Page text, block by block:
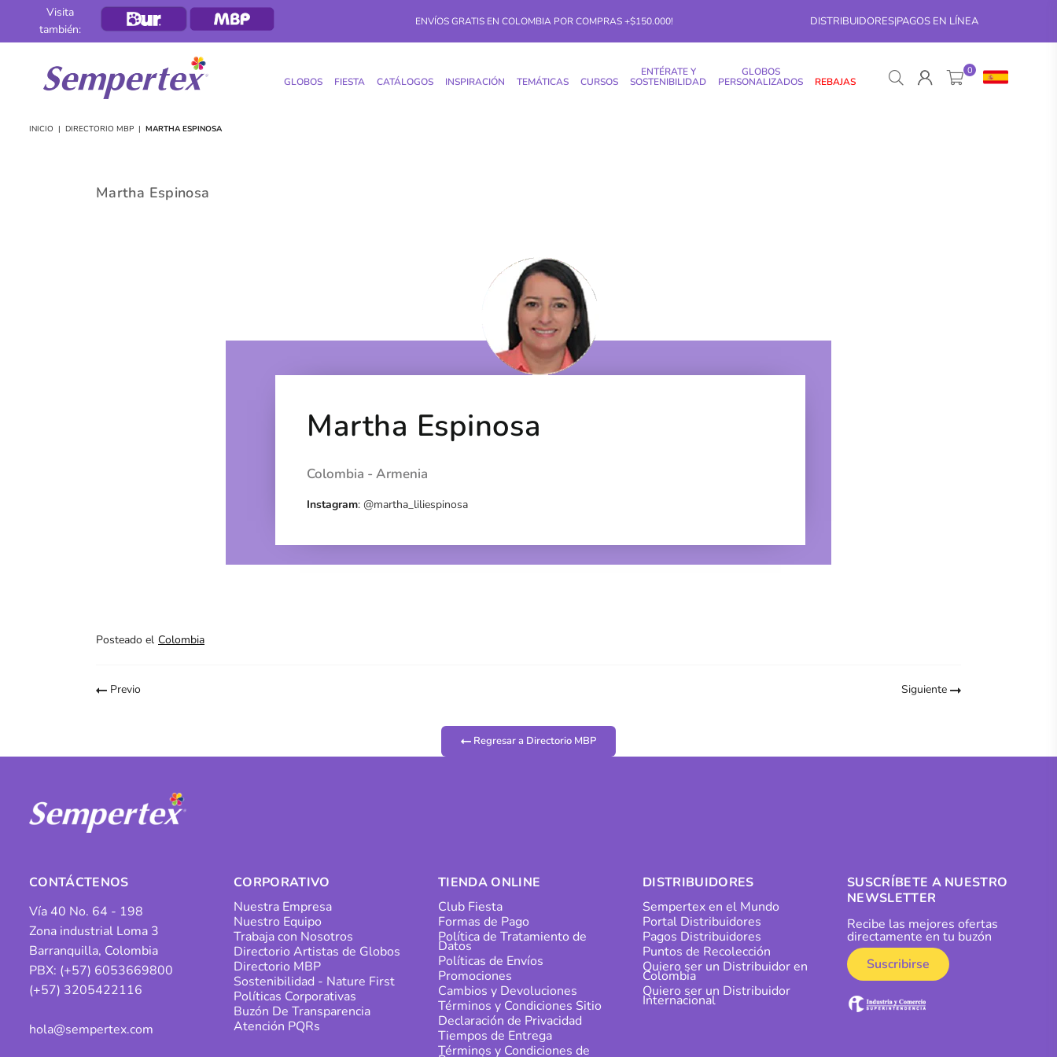
Visita
también:
ENVÍOS GRATIS EN COLOMBIA POR COMPRAS +$150.000! DISTRIBUIDORES|PAGOS EN LÍNEA
SEMPERTEX
GLOBOS FIESTA CATÁLOGOS INSPIRACIÓN TEMÁTICAS CURSOS
ENTÉRATE Y
SOSTENIBILIDAD
GLOBOS
PERSONALIZADOS
REBAJAS
0
INICIO | DIRECTORIO MBP | MARTHA ESPINOSA
Martha Espinosa
Martha Espinosa
Colombia - Armenia
Instagram:@martha_liliespinosa
Posteado el Colombia
Previo Siguiente
Regresar a Directorio MBP
CONTÁCTENOS
Vía 40 No. 64 - 198
Zona industrial Loma 3
Barranquilla, Colombia
PBX: (+57) 6053669800
(+57) 3205422116
hola@sempertex.com
CORPORATIVO
Nuestra Empresa
Nuestro Equipo
Trabaja con Nosotros
Directorio Artistas de Globos
Directorio MBP
Sostenibilidad - Nature First
Políticas Corporativas
Buzón De Transparencia
Atención PQRs
TIENDA ONLINE
Club Fiesta
Formas de Pago
Política de Tratamiento de
Datos
Políticas de Envíos
Promociones
Cambios y Devoluciones
Términos y Condiciones Sitio
Declaración de Privacidad
Tiempos de Entrega
Términos y Condiciones de
DISTRIBUIDORES
Sempertex en el Mundo
Portal Distribuidores
Pagos Distribuidores
Puntos de Recolección
Quiero ser un Distribuidor en
Colombia
Quiero ser un Distribuidor
Internacional
SUSCRÍBETE A NUESTRO
NEWSLETTER
Recibe las mejores ofertas
directamente en tu buzón
Suscribirse